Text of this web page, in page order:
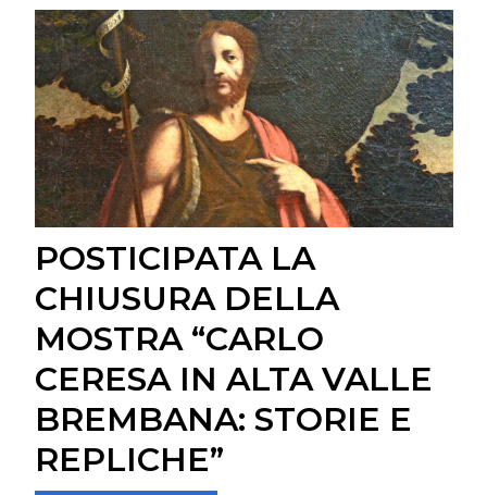
POSTICIPATA LA
CHIUSURA DELLA
MOSTRA “CARLO
CERESA IN ALTA VALLE
BREMBANA: STORIE E
REPLICHE”